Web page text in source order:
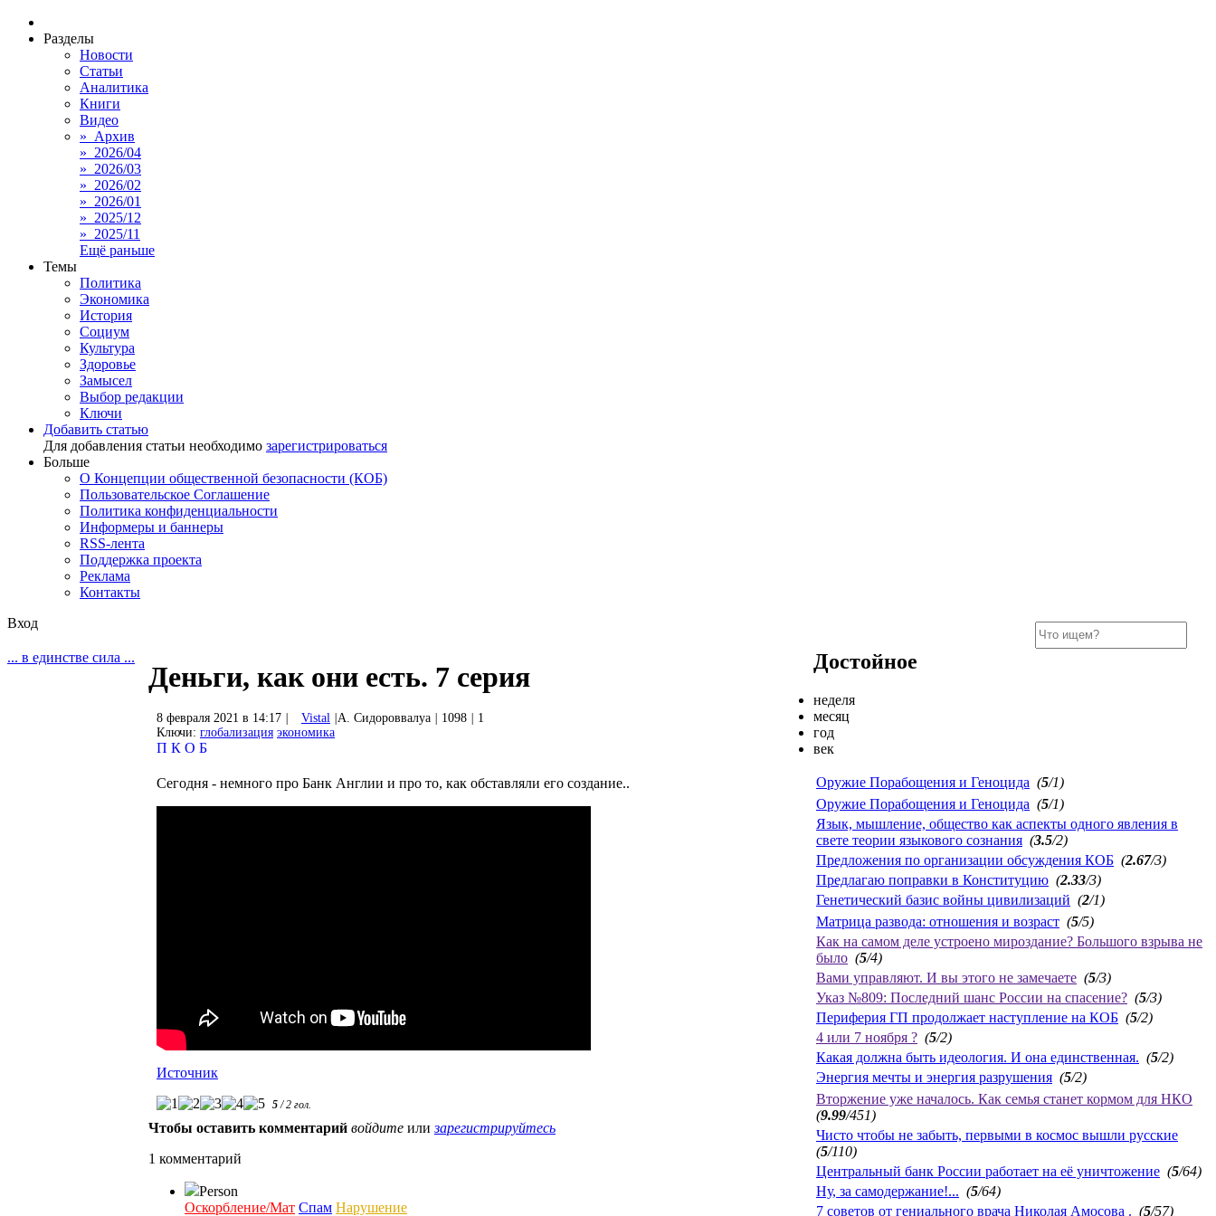
Разделы
Новости
Статьи
Аналитика
Книги
Видео
» Архив
» 2026/04
» 2026/03
» 2026/02
» 2026/01
» 2025/12
» 2025/11
Ещё раньше
Темы
Политика
Экономика
История
Социум
Культура
Здоровье
Замысел
Выбор редакции
Ключи
Добавить статью
Для добавления статьи необходимо зарегистрироваться
Больше
О Концепции общественной безопасности (КОБ)
Пользовательское Соглашение
Политика конфиденциальности
Информеры и баннеры
RSS-лента
Поддержка проекта
Реклама
Контакты
Вход
... в единстве сила ...
Деньги, как они есть. 7 серия
8 февраля 2021 в 14:17 Vistal А. Сидороввалуа 1098
1
Ключи: глобализация экономика
П К О Б
Сегодня - немного про Банк Англии и про то, как обставляли его создание..
Источник
5/2 гол.
Чтобы оставить комментарий войдите илизарегистрируйтесь
1 комментарий
Person
Оскорбление/Мат Спам Нарушение
Достойное
неделя
месяц
год
век
Оружие Порабощения и Геноцида (5/1)
Оружие Порабощения и Геноцида (5/1)
Язык, мышление, общество как аспекты одного явления в
свете теории языкового сознания (3.5/2)
Предложения по организации обсуждения КОБ (2.67/3)
Предлагаю поправки в Конституцию (2.33/3)
Генетический базис войны цивилизаций (2/1)
Матрица развода: отношения и возраст (5/5)
Как на самом деле устроено мироздание? Большого взрыва не
было (5/4)
Вами управляют. И вы этого не замечаете (5/3)
Указ №809: Последний шанс России на спасение? (5/3)
Периферия ГП продолжает наступление на КОБ (5/2)
4 или 7 ноября ? (5/2)
Какая должна быть идеология. И она единственная. (5/2)
Энергия мечты и энергия разрушения (5/2)
Вторжение уже началось. Как семья станет кормом для НКО
(9.99/451)
Чисто чтобы не забыть, первыми в космос вышли русские
(5/110)
Центральный банк России работает на её уничтожение (5/64)
Ну, за самодержание!... (5/64)
7 советов от гениального врача Николая Амосова . (5/57)